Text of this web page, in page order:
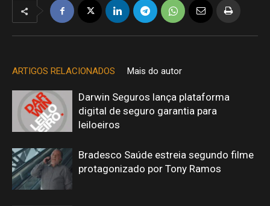
ARTIGOS RELACIONADOS Mais do autor
Darwin Seguros lança plataforma
digital de seguro garantia para
leiloeiros
Bradesco Saúde estreia segundo filme
protagonizado por Tony Ramos